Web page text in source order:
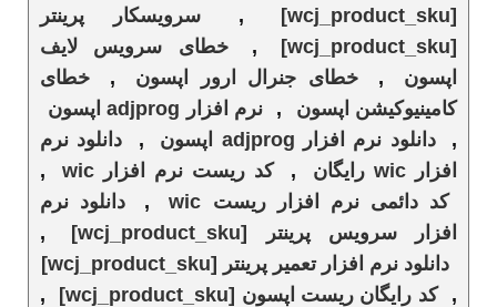
[wcj_product_sku]
,
سرویسکار پرینتر
[wcj_product_sku]
,
خطای سرویس لایف
اپسون
, خطای جنرال ارور اپسون ,
خطای
کامینیوکیشن اپسون
,
نرم افزار adjprog اپسون
,
دانلود نرم افزار adjprog اپسون ,
دانلود نرم
افزار wic رایگان
, کد ریست نرم افزار wic
,
کد دائمی نرم افزار ریست wic
,
دانلود نرم
افزار سرویس پرینتر [wcj_product_sku]
,
دانلود نرم افزار تعمیر پرینتر [wcj_product_sku]
,
کد رایگان ریست اپسون [wcj_product_sku]
,